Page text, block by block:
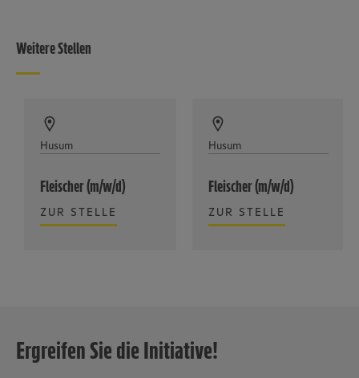
Weitere Stellen
Husum
Fleischer (m/w/d)
ZUR STELLE
Husum
Fleischer (m/w/d)
ZUR STELLE
Ergreifen Sie die Initiative!